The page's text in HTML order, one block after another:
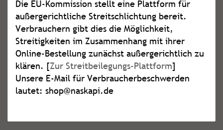
Die EU-Kommission stellt eine Plattform für
außergerichtliche Streitschlichtung bereit.
Verbrauchern gibt dies die Möglichkeit,
Streitigkeiten im Zusammenhang mit ihrer
Online-Bestellung zunächst außergerichtlich zu
klären. [Zur Streitbeilegungs-Plattform]
Unsere E-Mail für Verbraucherbeschwerden
lautet: shop@naskapi.de